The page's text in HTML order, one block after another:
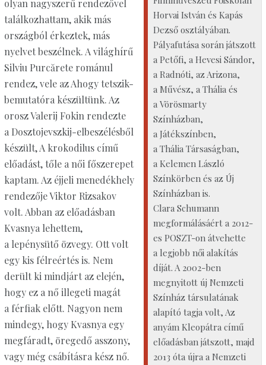
Horvai István és Kapás
Dezső osztályában.
Pályafutása során játszott
a Petőfi, a Hevesi Sándor,
a Radnóti, az Arizona,
a Művész, a Thália és
a Vörösmarty
Színházban,
a Játékszínben,
a Thália Társaságban,
a Kelemen László
Színkörben és az Új
Színházban is.
Clara Schumann
megformálásáért a 2012-
es POSZT-on átvehette
a legjobb női alakítás
díját. A 2002-ben
megnyitott új Nemzeti
Színház társulatának
alapító tagja volt, Az
anyám Kleopátra című
előadásban játszott, majd
2013 óta újra a Nemzeti
olyan nagyszerű rendezővel
találkozhattam, akik más
országból érkeztek, más
nyelvet beszélnek. A világhírű
Silviu Purcărete románul
rendez, vele az Ahogy tetszik-
bemutatóra készültünk. Az
orosz Valerij Fokin rendezte
a Dosztojevszkij-elbeszélésből
készült, A krokodilus című
előadást, tőle a női főszerepet
kaptam. Az éjjeli menedékhely
rendezője Viktor Rizsakov
volt. Abban az előadásban
Kvasnya lehettem,
a lepénysütő özvegy. Ott volt
egy kis félreértés is. Nem
derült ki mindjárt az elején,
hogy ez a nő illegeti magát
a férfiak előtt. Nagyon nem
mindegy, hogy Kvasnya egy
megfáradt, öregedő asszony,
vagy még csábításra kész nő.